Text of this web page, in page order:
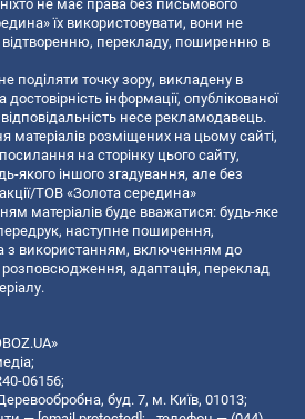
не має права без письмового
їх використовувати, вони не
перекладу, поширенню в
поділяти точку зору, викладену в
інформації, опублікованої
несе рекламодавець.
матеріалів розміщених на цьому сайті,
на сторінку цього сайту,
якого іншого згадування, але без
ТОВ «Золота середина»
матеріалів буде вважатися: будь-яке
наступне поширення,
з використанням, включенням до
розповсюдження, адаптація, переклад
06156;
буд. 7, м. Київ, 01013;